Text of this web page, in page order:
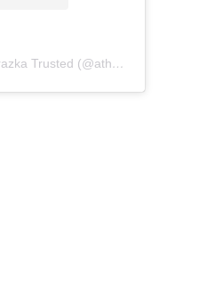
A post shared by Atharrazka Trusted (@atharrazka.agency)